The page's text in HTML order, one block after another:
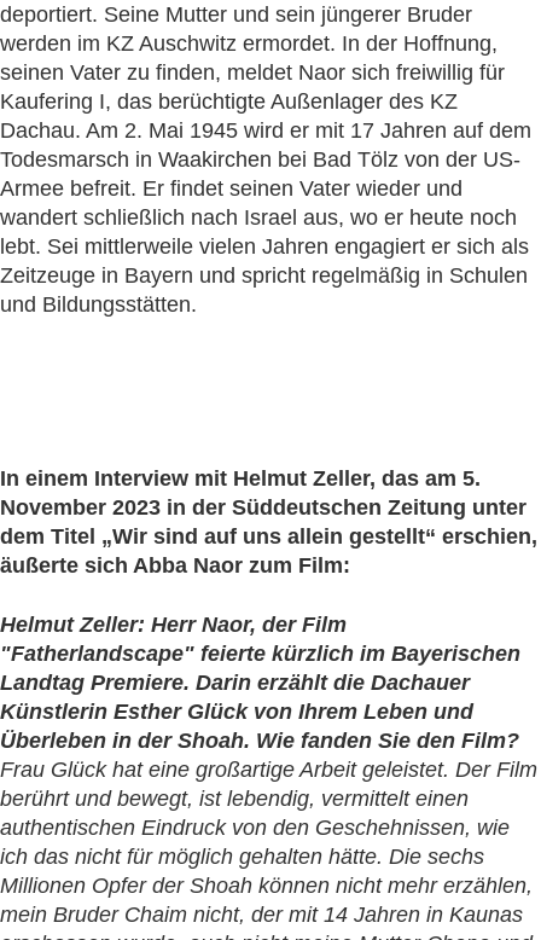
deportiert. Seine Mutter und sein jüngerer Bruder
werden im KZ Auschwitz ermordet. In der Hoffnung,
seinen Vater zu finden, meldet Naor sich freiwillig für
Kaufering I, das berüchtigte Außenlager des KZ
Dachau. Am 2. Mai 1945 wird er mit 17 Jahren auf dem
Todesmarsch in Waakirchen bei Bad Tölz von der US-
Armee befreit. Er findet seinen Vater wieder und
wandert schließlich nach Israel aus, wo er heute noch
lebt. Sei mittlerweile vielen Jahren engagiert er sich als
Zeitzeuge in Bayern und spricht regelmäßig in Schulen
und Bildungsstätten.
In einem Interview mit Helmut Zeller, das am 5.
November 2023 in der Süddeutschen Zeitung unter
dem Titel „Wir sind auf uns allein gestellt“ erschien,
äußerte sich Abba Naor zum Film:
Helmut Zeller: Herr Naor, der Film
"Fatherlandscape" feierte kürzlich im Bayerischen
Landtag Premiere. Darin erzählt die Dachauer
Künstlerin Esther Glück von Ihrem Leben und
Überleben in der Shoah. Wie fanden Sie den Film?
Frau Glück hat eine großartige Arbeit geleistet. Der Film
berührt und bewegt, ist lebendig, vermittelt einen
authentischen Eindruck von den Geschehnissen, wie
ich das nicht für möglich gehalten hätte. Die sechs
Millionen Opfer der Shoah können nicht mehr erzählen,
mein Bruder Chaim nicht, der mit 14 Jahren in Kaunas